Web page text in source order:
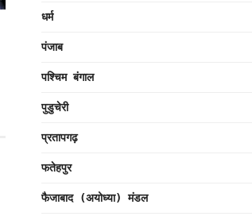
धर्म
पंजाब
पश्चिम बंगाल
पुडुचेरी
प्रतापगढ़
फतेहपुर
फैजाबाद (अयोध्या) मंडल